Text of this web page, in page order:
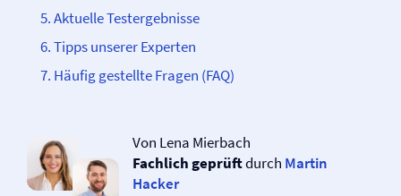
Aktuelle Testergebnisse
Tipps unserer Experten
Häufig gestellte Fragen (FAQ)
Von Lena Mierbach
Fachlich geprüftdurch Martin
Hacker